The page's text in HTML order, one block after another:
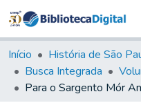
Início História de São
Busca Integrada